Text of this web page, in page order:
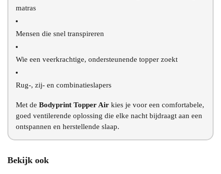
matras
Mensen die snel transpireren
Wie een veerkrachtige, ondersteunende topper zoekt
Rug-, zij- en combinatieslapers
Met de Bodyprint Topper Air kies je voor een comfortabele,
goed ventilerende oplossing die elke nacht bijdraagt aan een
ontspannen en herstellende slaap.
Bekijk ook